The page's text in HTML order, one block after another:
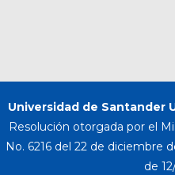
Universidad de Santander
Resolución otorgada por el
No. 6216 del 22 de diciembre
de